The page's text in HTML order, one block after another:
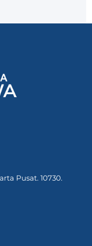
Pusat. 10730.